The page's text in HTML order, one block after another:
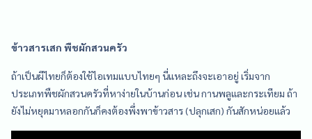
ข้าวสารเสก พืชผักสวนครัว
ถ้าเป็นผีไทยก็ต้องใช้ไอเทมแบบไทยๆ นี่แหละถึงจะเอาอยู่ เริ่มจาก
ประเภทพืชผักสวนครัวที่หาง่ายในบ้านก่อน เช่น กานพลูและกระเทียม ถ้า
ยังไม่หยุดมาหลอกกันก็คงต้องพึ่งพาข้าวสาร (ปลุกเสก) กันสักหน่อยแล้ว